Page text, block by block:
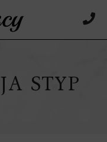
STYP